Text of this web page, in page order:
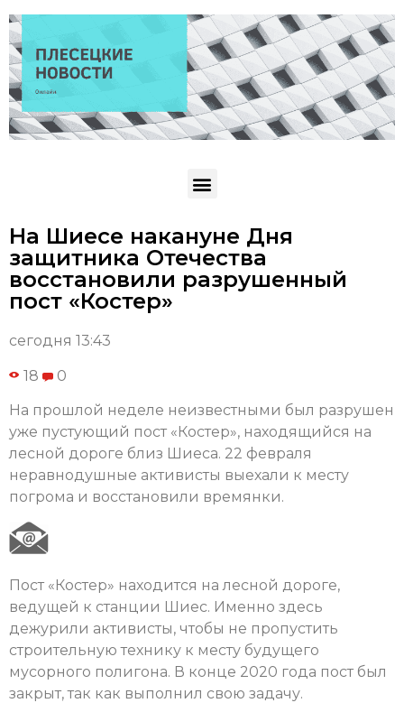
На Шиесе накануне Дня
защитника Отечества
восстановили разрушенный
пост «Костер»
сегодня 13:43
18 0
На прошлой неделе неизвестными был разрушен
уже пустующий пост «Костер», находящийся на
лесной дороге близ Шиеса. 22 февраля
неравнодушные активисты выехали к месту
погрома и восстановили времянки.
Пост «Костер» находится на лесной дороге,
ведущей к станции Шиес. Именно здесь
дежурили активисты, чтобы не пропустить
строительную технику к месту будущего
мусорного полигона. В конце 2020 года пост был
закрыт, так как выполнил свою задачу.